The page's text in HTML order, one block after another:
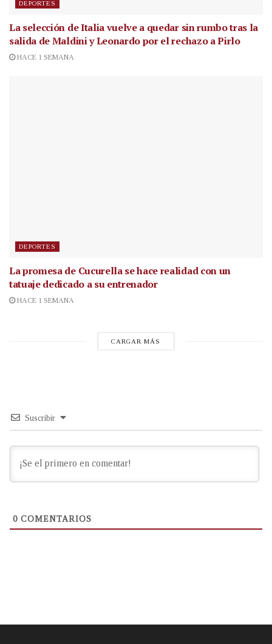
DEPORTES
La selección de Italia vuelve a quedar sin rumbo tras la
salida de Maldini y Leonardo por el rechazo a Pirlo
HACE 1 SEMANA
DEPORTES
La promesa de Cucurella se hace realidad con un
tatuaje dedicado a su entrenador
HACE 1 SEMANA
CARGAR MÁS
Suscribir
0 COMENTARIOS